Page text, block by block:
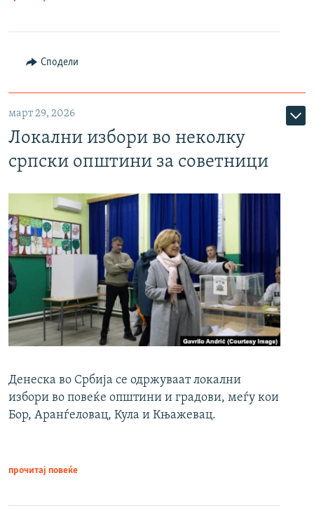
Сподели
март 29, 2026
Локални избори во неколку
српски општини за советници
Денеска во Србија се одржуваат локални
избори во повеќе општини и градови, меѓу кои
Бор, Аранѓеловац, Кула и Књажевац.
прочитај повеќе